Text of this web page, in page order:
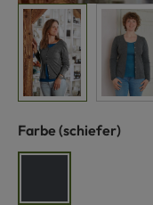
Farbe auswählen
(schiefer)